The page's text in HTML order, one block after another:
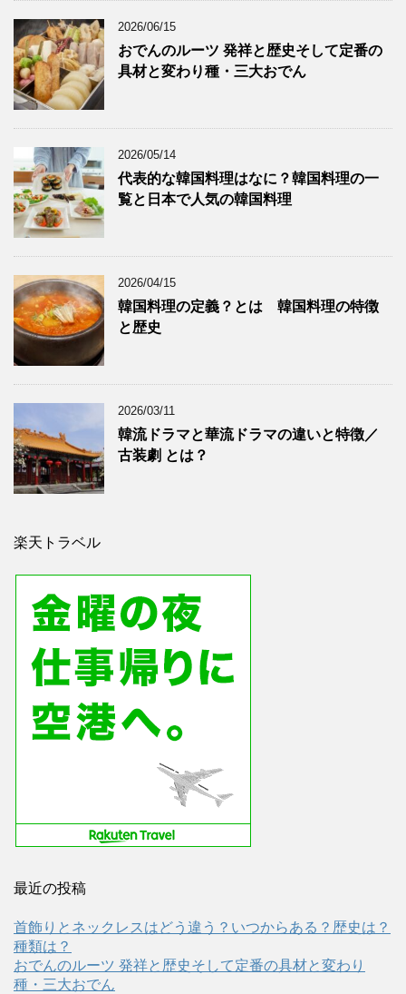
2026/06/15
おでんのルーツ 発祥と歴史そして定番の
具材と変わり種・三大おでん
2026/05/14
代表的な韓国料理はなに？韓国料理の一
覧と日本で人気の韓国料理
2026/04/15
韓国料理の定義？とは 韓国料理の特徴
と歴史
2026/03/11
韓流ドラマと華流ドラマの違いと特徴／
古装劇 とは？
楽天トラベル
最近の投稿
首飾りとネックレスはどう違う？いつからある？歴史は？
種類は？
おでんのルーツ 発祥と歴史そして定番の具材と変わり
種・三大おでん